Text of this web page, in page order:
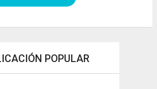
POPULAR